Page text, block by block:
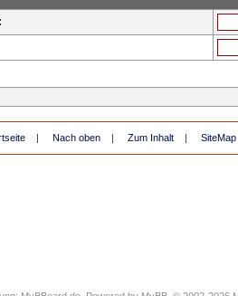
| Nach oben | Zum Inhalt | SiteMap